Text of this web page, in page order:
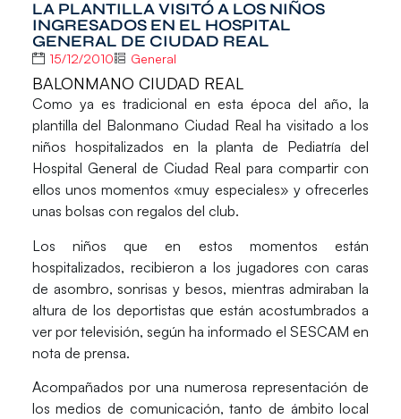
LA PLANTILLA VISITÓ A LOS NIÑOS
INGRESADOS EN EL HOSPITAL
GENERAL DE CIUDAD REAL
15/12/2010 General
BALONMANO CIUDAD REAL
Como ya es tradicional en esta época del año, la
plantilla del Balonmano Ciudad Real ha visitado a los
niños hospitalizados en la planta de Pediatría del
Hospital General de Ciudad Real para compartir con
ellos unos momentos «muy especiales» y ofrecerles
unas bolsas con regalos del club.
Los niños que en estos momentos están
hospitalizados, recibieron a los jugadores con caras
de asombro, sonrisas y besos, mientras admiraban la
altura de los deportistas que están acostumbrados a
ver por televisión, según ha informado el SESCAM en
nota de prensa.
Acompañados por una numerosa representación de
los medios de comunicación, tanto de ámbito local